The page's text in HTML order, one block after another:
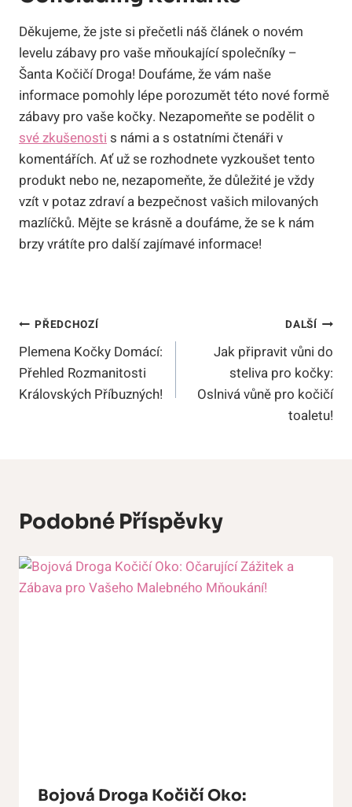
Děkujeme, že ⁢jste si přečetli náš článek​ o novém‌
levelu zábavy pro vaše mňoukající ‍společníky –
Šanta Kočičí Droga! Doufáme,​ že vám ⁤naše
informace pomohly ⁣lépe‍ porozumět‌ této ‍nové ⁤formě‍
zábavy pro ⁣vaše kočky. Nezapomeňte se podělit o
své zkušenosti ⁣s námi a s⁣ ostatními čtenáři v
komentářích. Ať už se ‍rozhodnete vyzkoušet tento
produkt nebo ne, nezapomeňte, že důležité je vždy
vzít v potaz zdraví a bezpečnost ​vašich milovaných
mazlíčků. Mějte se⁣ krásně a doufáme, že se k nám ​
brzy ‍vrátíte pro ‍další zajímavé informace!
Navigace
Pro
Příspěvek
PŘEDCHOZÍ
Plemena Kočky Domácí:
Přehled Rozmanitosti
Královských Příbuzných!
DALŠÍ
Jak připravit vůni do
steliva pro kočky:
Oslnivá vůně pro kočičí
toaletu!
Podobné Příspěvky
Bojová Droga Kočičí Oko: